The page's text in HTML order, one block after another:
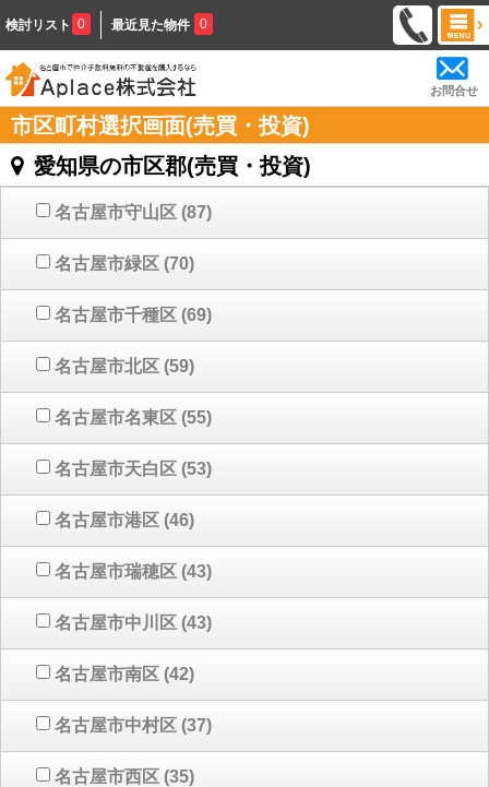
検討リスト 0 最近見た物件 0
お問合せ
市区町村選択画面(売買・投資)
愛知県の市区郡(売買・投資)
名古屋市守山区 (87)
名古屋市緑区 (70)
名古屋市千種区 (69)
名古屋市北区 (59)
名古屋市名東区 (55)
名古屋市天白区 (53)
名古屋市港区 (46)
名古屋市瑞穂区 (43)
名古屋市中川区 (43)
名古屋市南区 (42)
名古屋市中村区 (37)
名古屋市西区 (35)